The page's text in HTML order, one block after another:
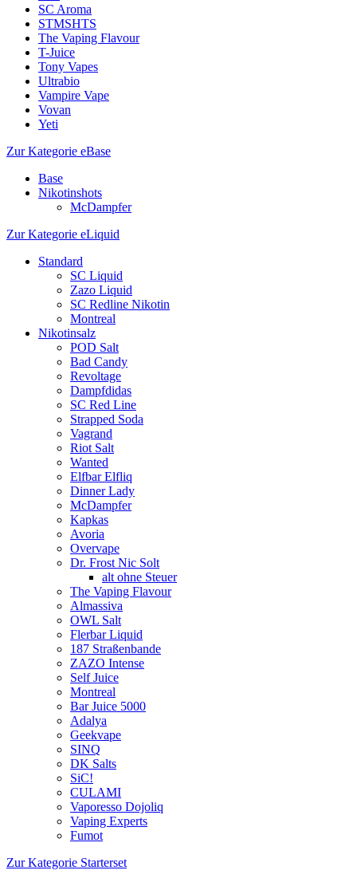
SC Aroma
STMSHTS
The Vaping Flavour
T-Juice
Tony Vapes
Ultrabio
Vampire Vape
Vovan
Yeti
Zur Kategorie eBase
Base
Nikotinshots
McDampfer
Zur Kategorie eLiquid
Standard
SC Liquid
Zazo Liquid
SC Redline Nikotin
Montreal
Nikotinsalz
POD Salt
Bad Candy
Revoltage
Dampfdidas
SC Red Line
Strapped Soda
Vagrand
Riot Salt
Wanted
Elfbar Elfliq
Dinner Lady
McDampfer
Kapkas
Avoria
Overvape
Dr. Frost Nic Solt
alt ohne Steuer
The Vaping Flavour
Almassiva
OWL Salt
Flerbar Liquid
187 Straßenbande
ZAZO Intense
Self Juice
Montreal
Bar Juice 5000
Adalya
Geekvape
SINQ
DK Salts
SiC!
CULAMI
Vaporesso Dojoliq
Vaping Experts
Fumot
Zur Kategorie Starterset